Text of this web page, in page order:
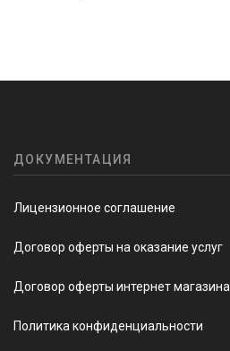
ДОКУМЕНТАЦИЯ
Лицензионное соглашение
Договор оферты на оказание услуг
Договор оферты интернет магазина
Политика конфиденциальности